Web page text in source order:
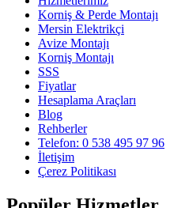
Korniş & Perde Montajı
Mersin Elektrikçi
Avize Montajı
Korniş Montajı
SSS
Fiyatlar
Hesaplama Araçları
Blog
Rehberler
Telefon: 0 538 495 97 96
İletişim
Çerez Politikası